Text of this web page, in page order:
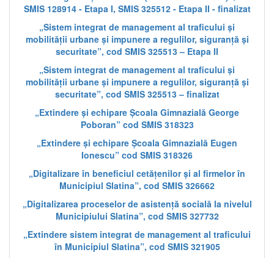
SMIS 128914 - Etapa I, SMIS 325512 - Etapa II - finalizat
„Sistem integrat de management al traficului și
mobilității urbane și impunere a regulilor, siguranță și
securitate”, cod SMIS 325513 – Etapa II
„Sistem integrat de management al traficului și
mobilității urbane și impunere a regulilor, siguranță și
securitate”, cod SMIS 325513 – finalizat
„Extindere și echipare Școala Gimnazială George
Poboran” cod SMIS 318323
„Extindere și echipare Școala Gimnazială Eugen
Ionescu” cod SMIS 318326
„Digitalizare în beneficiul cetățenilor și al firmelor în
Municipiul Slatina”, cod SMIS 326662
„Digitalizarea proceselor de asistență socială la nivelul
Municipiului Slatina”, cod SMIS 327732
„Extindere sistem integrat de management al traficului
în Municipiul Slatina”, cod SMIS 321905